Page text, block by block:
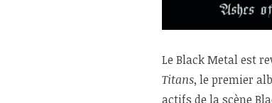
Le Black Metal est
Titans, le premier
actifs de la scène